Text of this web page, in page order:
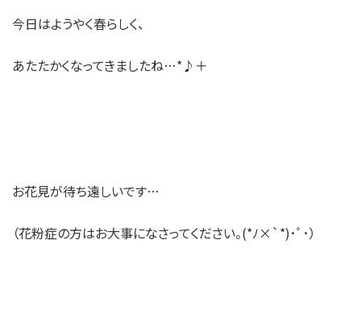
今日はようやく春らしく、
あたたかくなってきましたね…*♪＋
お花見が待ち遠しいです…
（花粉症の方はお大事になさってください。(*ﾉ×`*)･ﾟ･）